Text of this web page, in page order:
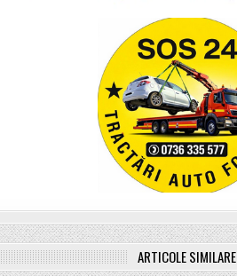
ARTICOLE SIMILARE